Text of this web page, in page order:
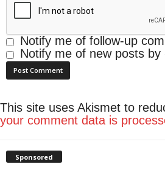
Notify me of follow-up
Notify me of new posts by
This site uses Akismet to
your comment data is
Sponsored